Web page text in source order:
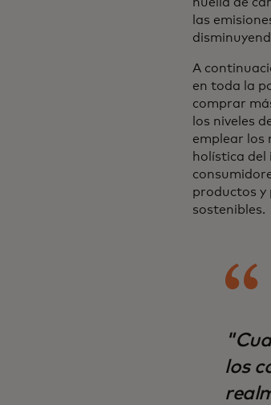
huella de
las
A
en toda la
comprar
los niveles
emplear los
holística del
productos y
sostenibles.
los